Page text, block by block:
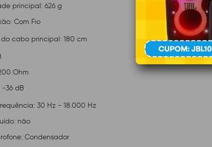
principal: 626 g
Com Fio
cabo principal: 180 cm
Ohm
-36 dB
30 Hz - 18.000 Hz
não
Condensador